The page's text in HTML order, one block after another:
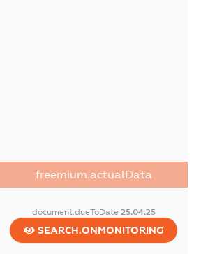
freemium.actualData
document.dueToDate 25.04.25
SEARCH.ONMONITORING